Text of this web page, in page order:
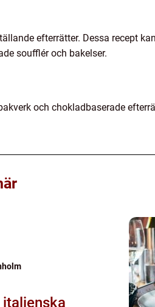
efterrätter. Dessa recept
soufflér och bakelser.
och chokladbaserade